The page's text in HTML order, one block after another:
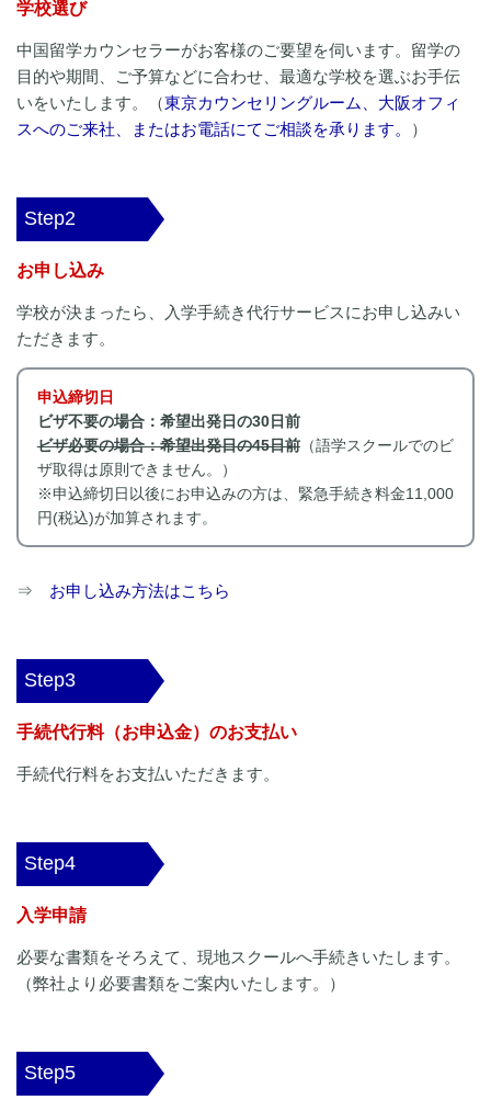
学校選び
中国留学カウンセラーがお客様のご要望を伺います。留学の
目的や期間、ご予算などに合わせ、最適な学校を選ぶお手伝
いをいたします。（東京カウンセリングルーム、大阪オフィ
スへのご来社、またはお電話にてご相談を承ります。
）
Step2
お申し込み
学校が決まったら、入学手続き代行サービスにお申し込みい
ただきます。
申込締切日
ビザ不要の場合：希望出発日の30日前
ビザ必要の場合：希望出発日の45日前（語学スクールでのビ
ザ取得は原則できません。）
※申込締切日以後にお申込みの方は、緊急手続き料金11,000
円(税込)が加算されます。
⇒ お申し込み方法はこちら
Step3
手続代行料（お申込金）のお支払い
手続代行料をお支払いただきます。
Step4
入学申請
必要な書類をそろえて、現地スクールへ手続きいたします。
（弊社より必要書類をご案内いたします。）
Step5